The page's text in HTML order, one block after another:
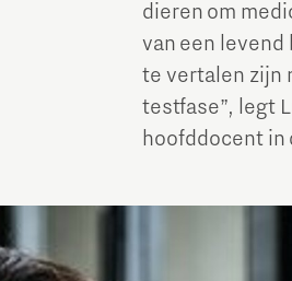
dieren om
van een
te vertalen zijn
testfase”, legt
hoofddocent in